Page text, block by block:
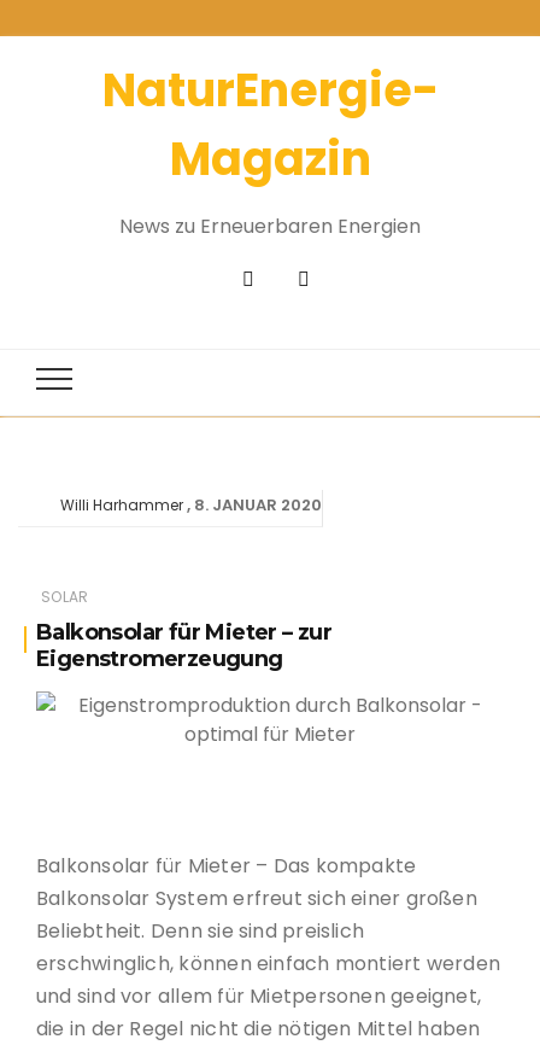
NaturEnergie-
Magazin
News zu Erneuerbaren Energien
SOLAR
Balkonsolar für Mieter – zur
Eigenstromerzeugung
Willi Harhammer 8. JANUAR 2020
Balkonsolar für Mieter – Das kompakte
Balkonsolar System erfreut sich einer großen
Beliebtheit. Denn sie sind preislich
erschwinglich, können einfach montiert werden
und sind vor allem für Mietpersonen geeignet,
die in der Regel nicht die nötigen Mittel haben